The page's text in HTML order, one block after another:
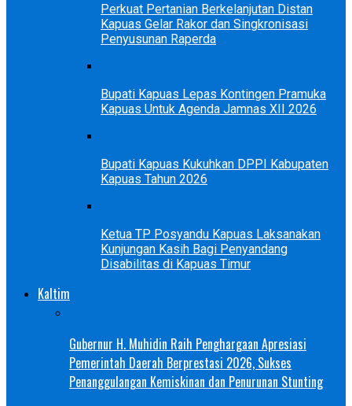
Perkuat Pertanian Berkelanjutan Distan
Kapuas Gelar Rakor dan Singkronisasi
Penyusunan Raperda
Bupati Kapuas Lepas Kontingen Pramuka
Kapuas Untuk Agenda Jamnas XII 2026
Bupati Kapuas Kukuhkan DPPI Kabupaten
Kapuas Tahun 2026
Ketua TP Posyandu Kapuas Laksanakan
Kunjungan Kasih Bagi Penyandang
Disabilitas di Kapuas Timur
Kaltim
Gubernur H. Muhidin Raih Penghargaan Apresiasi
Pemerintah Daerah Berprestasi 2026, Sukses
Penanggulangan Kemiskinan dan Penurunan Stunting